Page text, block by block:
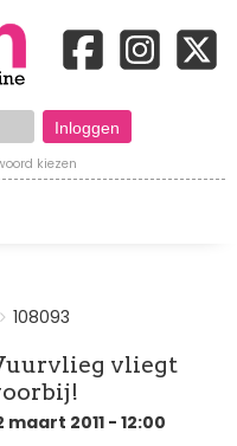
kiezen
108093
vliegt
maart 2011 - 12:00